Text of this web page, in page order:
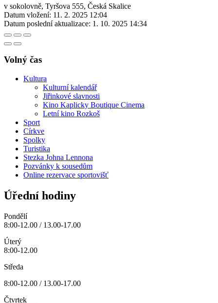
v sokolovně, Tyršova 555, Česká Skalice
Datum vložení: 11. 2. 2025 12:04
Datum poslední aktualizace: 1. 10. 2025 14:34
Volný čas
Kultura
Kulturní kalendář
Jiřinkové slavnosti
Kino Kaplicky Boutique Cinema
Letní kino Rozkoš
Sport
Církve
Spolky
Turistika
Stezka Johna Lennona
Pozvánky k sousedům
Online rezervace sportovišť
Úřední hodiny
Pondělí
8:00-12.00 / 13.00-17.00
Úterý
8:00-12.00
Středa
8:00-12.00 / 13.00-17.00
Čtvrtek